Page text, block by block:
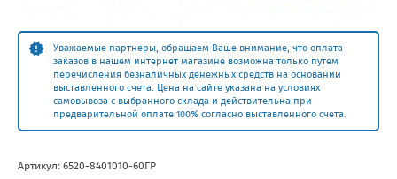
Уважаемые партнеры, обращаем Ваше внимание, что оплата
заказов в нашем интернет магазине возможна только путем
перечисления безналичных денежных средств на основании
выставленного счета. Цена на сайте указана на условиях
самовывоза с выбранного склада и действительна при
предварительной оплате 100% согласно выставленного счета.
Артикул: 6520-8401010-60ГР